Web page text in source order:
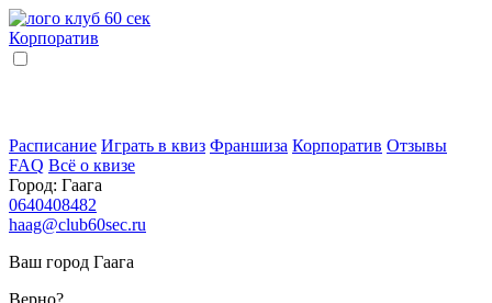
Корпоратив
Расписание Играть в квиз Франшиза Корпоратив Отзывы
FAQ Всё о квизе
Город: Гаага
0640408482
haag@club60sec.ru
Ваш город Гаага
Верно?